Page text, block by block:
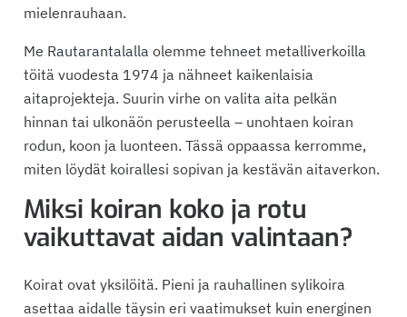
mielenrauhaan.
Me Rautarantalalla olemme tehneet metalliverkoilla
töitä vuodesta 1974 ja nähneet kaikenlaisia
aitaprojekteja. Suurin virhe on valita aita pelkän
hinnan tai ulkonäön perusteella – unohtaen koiran
rodun, koon ja luonteen. Tässä oppaassa kerromme,
miten löydät koirallesi sopivan ja kestävän aitaverkon.
Miksi koiran koko ja rotu
vaikuttavat aidan valintaan?
Koirat ovat yksilöitä. Pieni ja rauhallinen sylikoira
asettaa aidalle täysin eri vaatimukset kuin energinen